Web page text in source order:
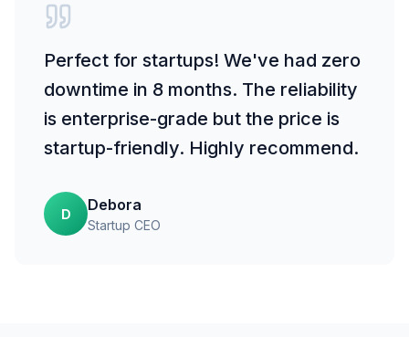
Perfect for startups! We've had zero
downtime in 8 months. The reliability
is enterprise-grade but the price is
startup-friendly. Highly recommend.
D
Debora
Startup CEO